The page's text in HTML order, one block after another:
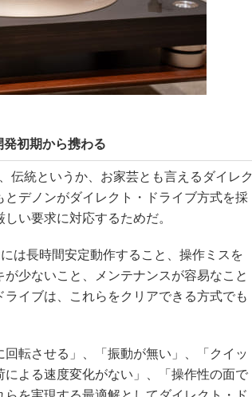
初期から携わる
伝統というか、お家芸とも言えるダイレク
とデノンがダイレクト・ドライブ方式を採
い要求に対応するためだ。
は長時間安定動作すること、操作ミスを
少ないこと、メンテナンスが容易なこと
イブは、これらをクリアできる方式でも
転させる」、「振動が無い」、「クイッ
よる速度変化がない」、「操作性の面で